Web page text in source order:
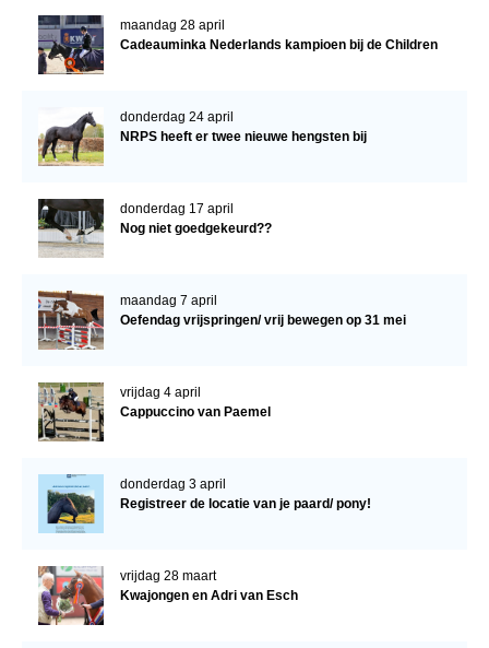
maandag 28 april
Cadeauminka Nederlands kampioen bij de Children
donderdag 24 april
NRPS heeft er twee nieuwe hengsten bij
donderdag 17 april
Nog niet goedgekeurd??
maandag 7 april
Oefendag vrijspringen/ vrij bewegen op 31 mei
vrijdag 4 april
Cappuccino van Paemel
donderdag 3 april
Registreer de locatie van je paard/ pony!
vrijdag 28 maart
Kwajongen en Adri van Esch